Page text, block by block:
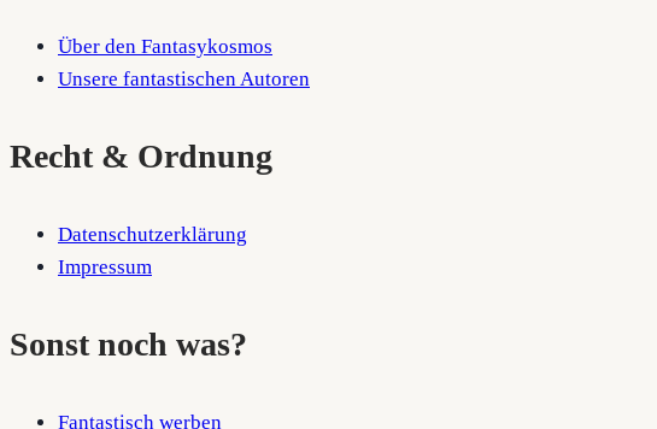
Über den Fantasykosmos
Unsere fantastischen Autoren
Recht & Ordnung
Datenschutzerklärung
Impressum
Sonst noch was?
Fantastisch werben